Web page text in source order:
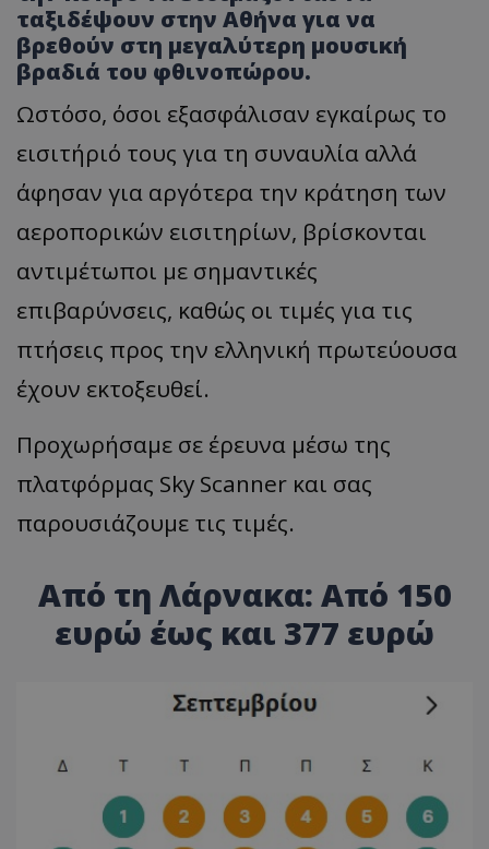
ταξιδέψουν στην Αθήνα για να
βρεθούν στη μεγαλύτερη μουσική
βραδιά του φθινοπώρου.
Ωστόσο, όσοι εξασφάλισαν εγκαίρως το
εισιτήριό τους για τη συναυλία αλλά
άφησαν για αργότερα την κράτηση των
αεροπορικών εισιτηρίων, βρίσκονται
αντιμέτωποι με σημαντικές
επιβαρύνσεις, καθώς οι τιμές για τις
πτήσεις προς την ελληνική πρωτεύουσα
έχουν εκτοξευθεί.
Προχωρήσαμε σε έρευνα μέσω της
πλατφόρμας Sky Scanner και σας
παρουσιάζουμε τις τιμές.
Από τη Λάρνακα: Από 150
ευρώ έως και 377 ευρώ